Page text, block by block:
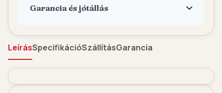
Garancia és jótállás
LeírásSpecifikációSzállításGarancia